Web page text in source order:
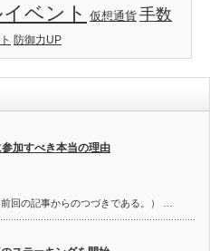
ベント 仮想通貨 手数
防御力UP
加すべき本当の理由
回の記事からのつづきである。） …